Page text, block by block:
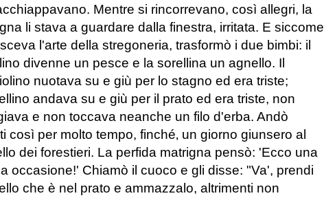
Mentre si rincorrevano, così allegri, la
li stava a guardare dalla finestra, irritata. E siccome
l'arte della stregoneria, trasformò i due bimbi: il
divenne un pesce e la sorellina un agnello. Il
nuotava su e giù per lo stagno ed era triste;
andava su e giù per il prato ed era triste, non
e non toccava neanche un filo d'erba. Andò
così per molto tempo, finché‚ un giorno giunsero al
dei forestieri. La perfida matrigna pensò: 'Ecco una
occasione!' Chiamò il cuoco e gli disse: "Va', prendi
che è nel prato e ammazzalo, altrimenti non